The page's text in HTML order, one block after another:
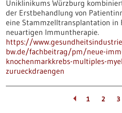
Uniklinikums Würzburg
der Erstbehandlung von
eine Stammzelltransplantation in
neuartigen Immuntherapie.
https://
bw.de/fachbeitrag/pm/neue-
knochenmarkkrebs-multiples-
zurueckdraengen
1 2 3